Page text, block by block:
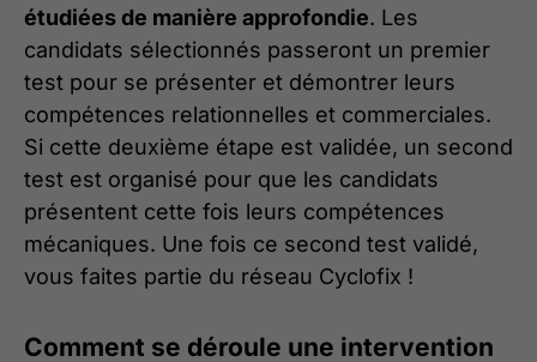
étudiées de manière approfondie. Les
candidats sélectionnés passeront un premier
test pour se présenter et démontrer leurs
compétences relationnelles et commerciales.
Si cette deuxième étape est validée, un second
test est organisé pour que les candidats
présentent cette fois leurs compétences
mécaniques. Une fois ce second test validé,
vous faites partie du réseau Cyclofix !
Comment se déroule une intervention